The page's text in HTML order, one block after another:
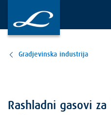
Gradjevinska industrija
Rashladni gasovi za